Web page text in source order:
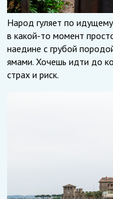
Народ гуляет по
в какой-то момент
наедине с грубой
ямами. Хочешь идти до
страх и риск.